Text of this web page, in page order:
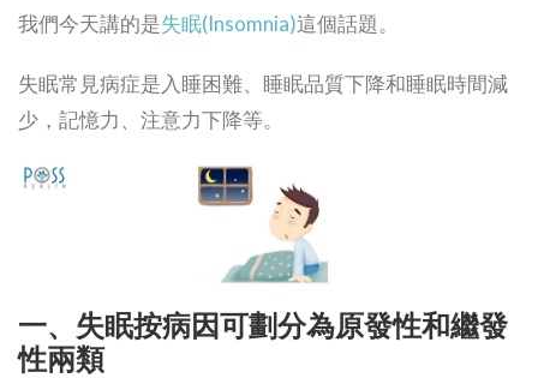
我們今天講的是失眠(Insomnia)這個話題。
失眠常見病症是入睡困難、睡眠品質下降和睡眠時間減
少，記憶力、注意力下降等。
一、失眠按病因可劃分為原發性和繼發
性兩類